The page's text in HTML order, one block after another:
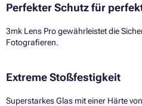
Perfekter Schutz für
3mk Lens Pro gewährleistet die
Fotografieren.
Extreme Stoßfestigkeit
Superstarkes Glas mit einer Härte